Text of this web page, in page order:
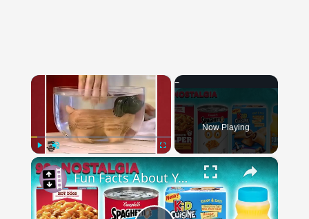
×
Play Unmute
Now Playing
×
Fun Facts About Your Favorite 90s Foods